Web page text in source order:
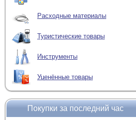
Расходные материалы
Туристические товары
Инструменты
Уценённые товары
Покупки за последний час